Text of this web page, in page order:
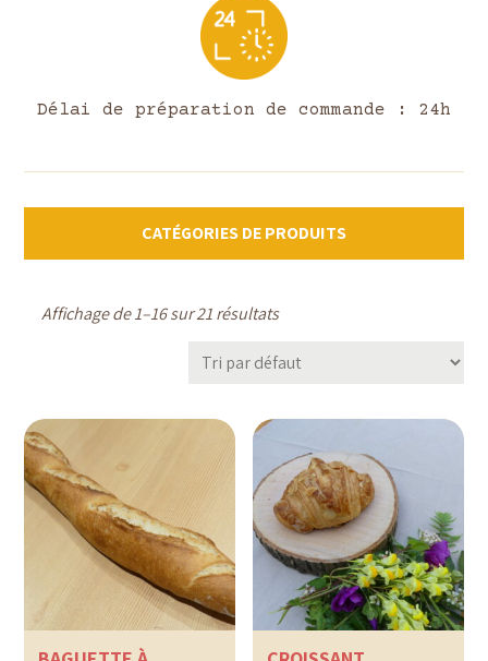
Délai de préparation de commande : 24h
CATÉGORIES DE PRODUITS
Affichage de 1–16 sur 21 résultats